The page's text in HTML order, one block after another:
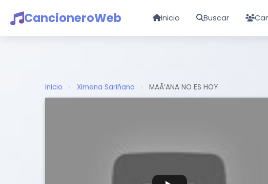
CancioneroWeb Inicio Buscar
Inicio › Ximena Sariñana › MAÃ‘ANA NO ES HOY